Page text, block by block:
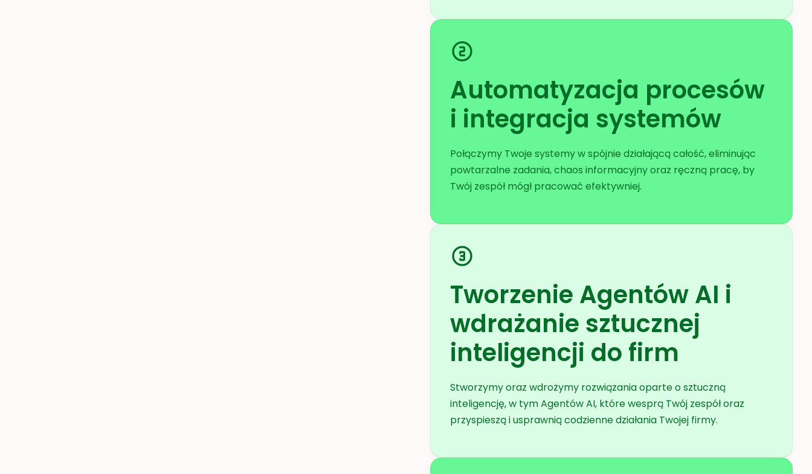
Automatyzacja procesów
i integracja systemów
Połączymy Twoje systemy w spójnie działającą całość, eliminując
powtarzalne zadania, chaos informacyjny oraz ręczną pracę, by
Twój zespół mógł pracować efektywniej.
Tworzenie Agentów AI i
wdrażanie sztucznej
inteligencji do firm
Stworzymy oraz wdrożymy rozwiązania oparte o sztuczną
inteligencję, w tym Agentów AI, które wesprą Twój zespół oraz
przyspieszą i usprawnią codzienne działania Twojej firmy.